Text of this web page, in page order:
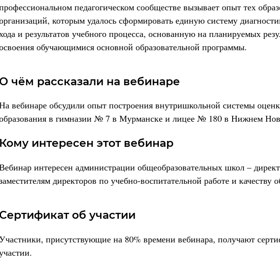
педагогическом сообществе вызывает опыт тех
которым удалось сформировать единую систему
и результатов учебного процесса, основанную на планируемых
обучающимися основной образовательной программы.
О чём рассказали на вебинаре
вебинаре обсудили опыт построения внутришкольной системы
в гимназии № 7 в Мурманске и лицее № 180в Нижнем
Кому интересен этот вебинар
интересен администрации общеобразовательных школ –
директоров по учебно-воспитательной работе и качеству
Сертификат об участии
присутствующие на 80% времени вебинара, получают